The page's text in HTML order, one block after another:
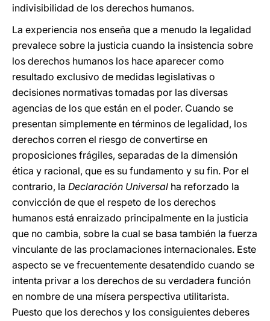
indivisibilidad de los derechos humanos.
La experiencia nos enseña que a menudo la legalidad
prevalece sobre la justicia cuando la insistencia sobre
los derechos humanos los hace aparecer como
resultado exclusivo de medidas legislativas o
decisiones normativas tomadas por las diversas
agencias de los que están en el poder. Cuando se
presentan simplemente en términos de legalidad, los
derechos corren el riesgo de convertirse en
proposiciones frágiles, separadas de la dimensión
ética y racional, que es su fundamento y su fin. Por el
contrario, la Declaración Universal ha reforzado la
convicción de que el respeto de los derechos
humanos está enraizado principalmente en la justicia
que no cambia, sobre la cual se basa también la fuerza
vinculante de las proclamaciones internacionales. Este
aspecto se ve frecuentemente desatendido cuando se
intenta privar a los derechos de su verdadera función
en nombre de una mísera perspectiva utilitarista.
Puesto que los derechos y los consiguientes deberes